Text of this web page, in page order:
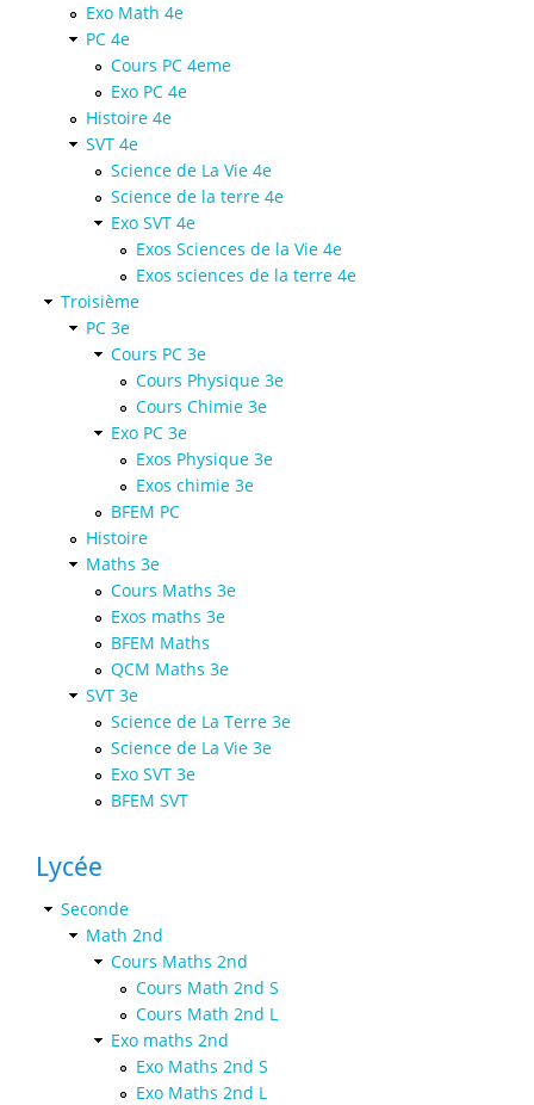
Exo Math 4e
PC 4e
Cours PC 4eme
Exo PC 4e
Histoire 4e
SVT 4e
Science de La Vie 4e
Science de la terre 4e
Exo SVT 4e
Exos Sciences de la Vie 4e
Exos sciences de la terre 4e
Troisième
PC 3e
Cours PC 3e
Cours Physique 3e
Cours Chimie 3e
Exo PC 3e
Exos Physique 3e
Exos chimie 3e
BFEM PC
Histoire
Maths 3e
Cours Maths 3e
Exos maths 3e
BFEM Maths
QCM Maths 3e
SVT 3e
Science de La Terre 3e
Science de La Vie 3e
Exo SVT 3e
BFEM SVT
Lycée
Seconde
Math 2nd
Cours Maths 2nd
Cours Math 2nd S
Cours Math 2nd L
Exo maths 2nd
Exo Maths 2nd S
Exo Maths 2nd L